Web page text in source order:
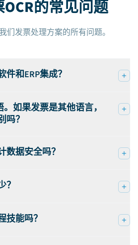
的常见问题
们发票处理方案的所有问题。
和ERP集成？
如果发票是其他语言，
吗？
数据安全吗？
？
技能吗？